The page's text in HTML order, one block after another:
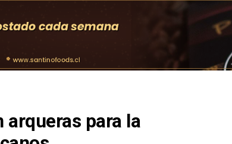
arqueras para la